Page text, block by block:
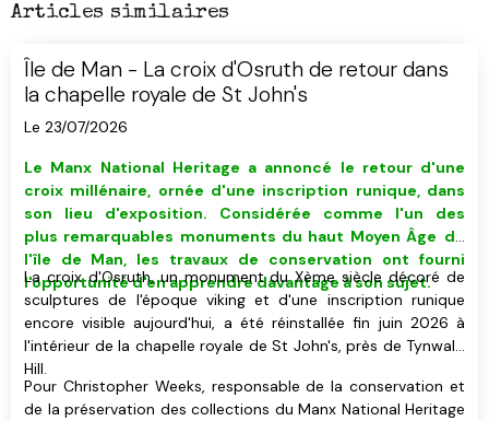
Articles similaires
Île de Man - La croix d'Osruth de retour dans
la chapelle royale de St John's
Le 23/07/2026
Le Manx National Heritage a annoncé le retour d'une
croix millénaire, ornée d'une inscription runique, dans
son lieu d'exposition. Considérée comme l'un des
plus remarquables monuments du haut Moyen Âge de
l'île de Man,
les travaux de conservation ont fourni
l'opportunité d'en apprendre davantage à son sujet.
La croix d'Osruth, un monument du Xème siècle décoré de
sculptures de l'époque viking et d'une inscription runique
encore visible aujourd'hui, a été réinstallée fin juin 2026 à
l'intérieur de la chapelle royale de St John's, près de Tynwald
Hill.
Pour Christopher Weeks, responsable de la conservation et
de la préservation des collections du Manx National Heritage